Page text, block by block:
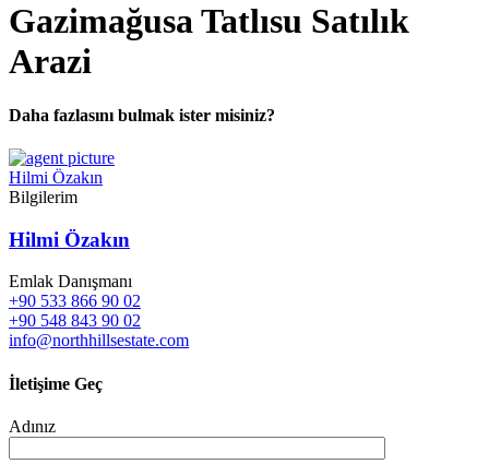
Gazimağusa Tatlısu Satılık
Arazi
Daha fazlasını bulmak ister misiniz?
Hilmi Özakın
Bilgilerim
Hilmi Özakın
Emlak Danışmanı
+90 533 866 90 02
+90 548 843 90 02
info@northhillsestate.com
İletişime Geç
Adınız